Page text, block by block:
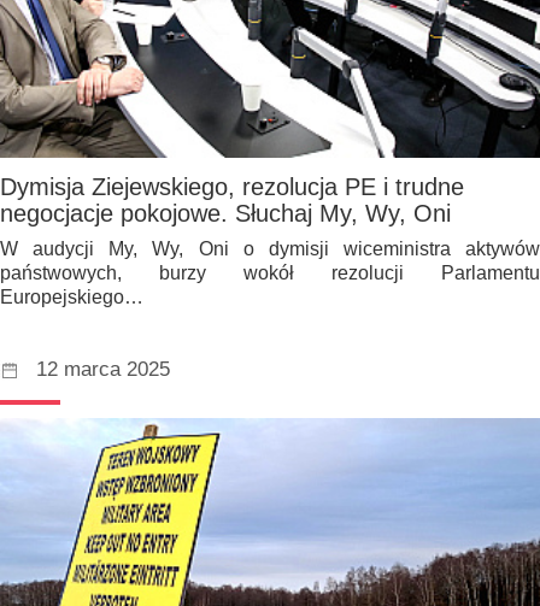
Dymisja Ziejewskiego, rezolucja PE i trudne
negocjacje pokojowe. Słuchaj My, Wy, Oni
W audycji My, Wy, Oni o dymisji wiceministra aktywów
państwowych, burzy wokół rezolucji Parlamentu
Europejskiego…
12 marca 2025